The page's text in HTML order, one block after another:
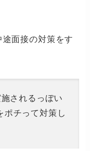
面接の対策をす
されるっぽい
ポチって対策し